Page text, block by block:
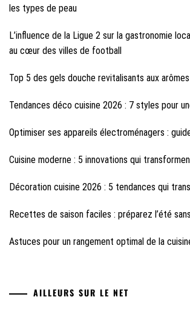
les types de peau
L’influence de la Ligue 2 sur la gastronomie
au cœur des villes de football
Top 5 des gels douche revitalisants aux
Tendances déco cuisine 2026 : 7 styles pour
Optimiser ses appareils électroménagers :
Cuisine moderne : 5 innovations qui
Décoration cuisine 2026 : 5 tendances qui
Recettes de saison faciles : préparez l’été
Astuces pour un rangement optimal de la
AILLEURS SUR LE NET